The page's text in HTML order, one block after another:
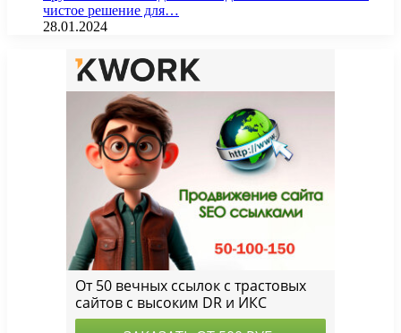
чистое решение для…
28.01.2024